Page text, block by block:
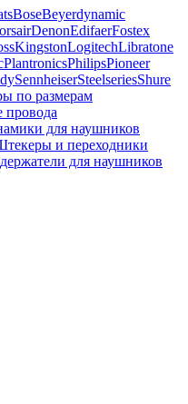
BoseBeyerdynamic
DenonEdifaerFostex
KingstonLogitechLibratone
PlantronicsPhilipsPioneer
SennheiserSteelseriesShure
по размерам
провода
для наушников
и переходники
для наушников